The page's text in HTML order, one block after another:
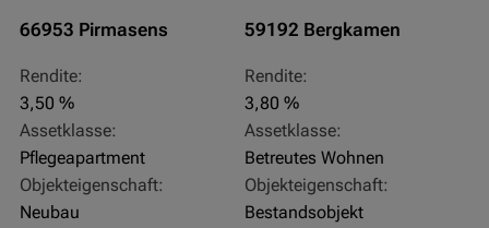
66953 Pirmasens
Rendite:
3,50 %
Assetklasse:
Pflegeapartment
Objekteigenschaft:
Neubau
59192 Bergkamen
Rendite:
3,80 %
Assetklasse:
Betreutes Wohnen
Objekteigenschaft:
Bestandsobjekt